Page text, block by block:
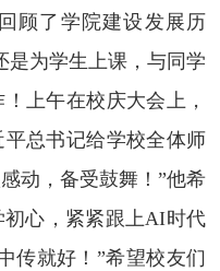
了学院建设发展历
是为学生上课，与同学
上午在校庆大会上，
总书记给学校全体师
动，备受鼓舞！”他希
心，紧紧跟上AI时代
传就好！”希望校友们